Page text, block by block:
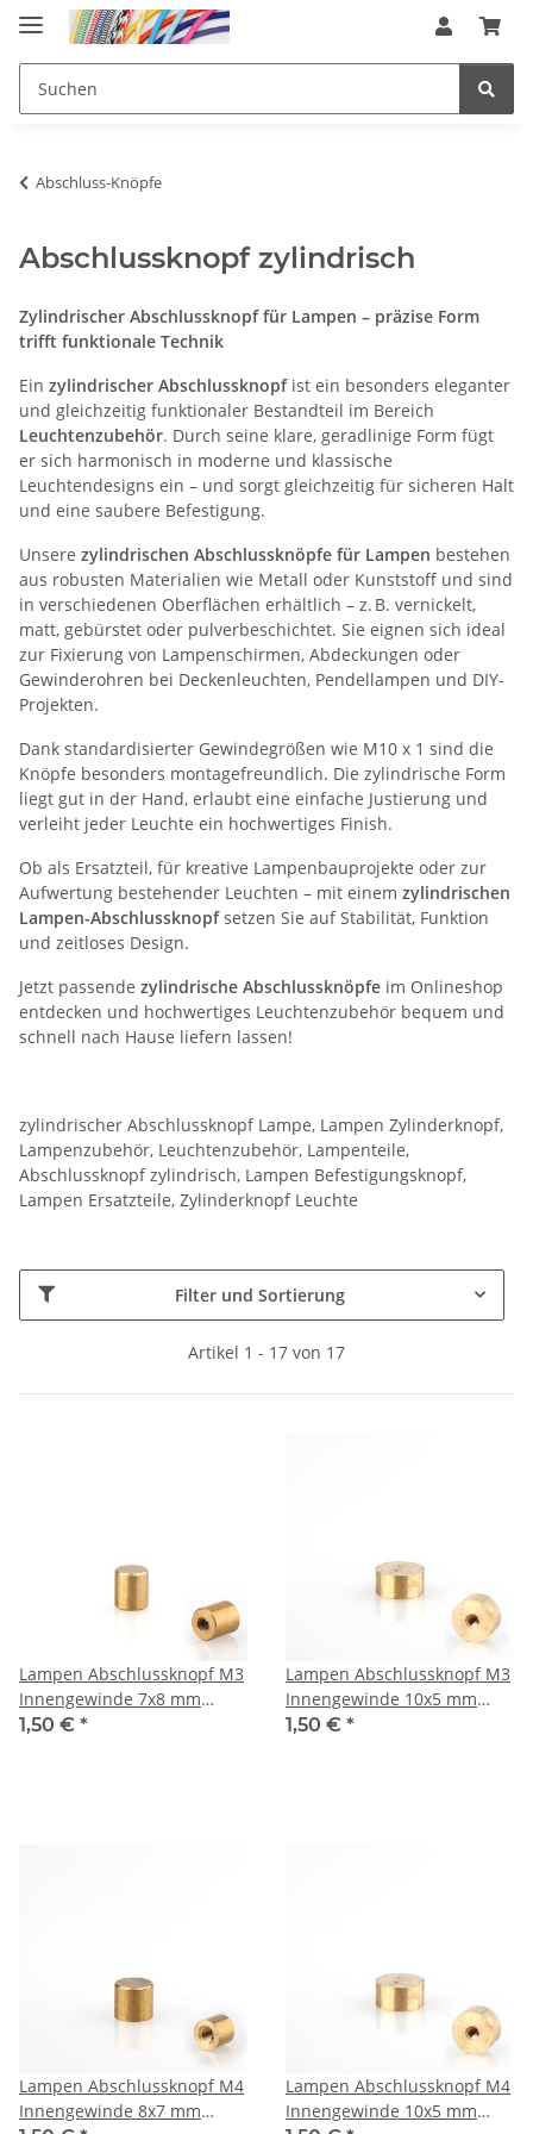
Abschluss-Knöpfe
Abschlussknopf zylindrisch
Zylindrischer Abschlussknopf für Lampen – präzise Form
trifft funktionale Technik
Ein zylindrischer Abschlussknopfist ein besonders eleganter
und gleichzeitig funktionaler Bestandteil im Bereich
Leuchtenzubehör. Durch seine klare, geradlinige Form fügt
er sich harmonisch in moderne und klassische
Leuchtendesigns ein – und sorgt gleichzeitig für sicheren Halt
und eine saubere Befestigung.
Unsere zylindrischen Abschlussknöpfe für Lampen bestehen
aus robusten Materialien wie Metall oder Kunststoff und sind
in verschiedenen Oberflächen erhältlich – z. B. vernickelt,
matt, gebürstet oder pulverbeschichtet. Sie eignen sich ideal
zur Fixierung von Lampenschirmen, Abdeckungen oder
Gewinderohren bei Deckenleuchten, Pendellampen und DIY-
Projekten.
Dank standardisierter Gewindegrößen wie M10 x 1 sind die
Knöpfe besonders montagefreundlich. Die zylindrische Form
liegt gut in der Hand, erlaubt eine einfache Justierung und
verleiht jeder Leuchte ein hochwertiges Finish.
Ob als Ersatzteil, für kreative Lampenbauprojekte oder zur
Aufwertung bestehender Leuchten – mit einem zylindrischen
Lampen-Abschlussknopfsetzen Sie auf Stabilität, Funktion
und zeitloses Design.
Jetzt passende zylindrische Abschlussknöpfe im Onlineshop
entdecken und hochwertiges Leuchtenzubehör bequem und
schnell nach Hause liefern lassen!
zylindrischer Abschlussknopf Lampe, Lampen Zylinderknopf,
Lampenzubehör, Leuchtenzubehör, Lampenteile,
Abschlussknopf zylindrisch, Lampen Befestigungsknopf,
Lampen Ersatzteile, Zylinderknopf Leuchte
Filter und Sortierung
Artikel 1 - 17 von 17
Lampen Abschlussknopf M3
Innengewinde 7x8 mm
Messing roh
1,50 € *
Lampen Abschlussknopf M3
Innengewinde 10x5 mm
Messing roh
1,50 € *
Lampen Abschlussknopf M4
Innengewinde 8x7 mm
Lampen Abschlussknopf M4
Innengewinde 10x5 mm